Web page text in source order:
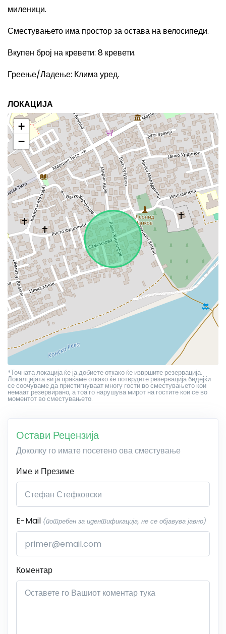
миленици.
Сместувањето има простор за остава на велосипеди.
Вкупен број на кревети: 8 кревети.
Греење/Ладење: Клима уред.
ЛОКАЦИЈА
+
−
*Точната локација ќе ја добиете откако ќе извршите резервација.
Локалцијата ви ја праќаме откако ќе потврдите резервација бидејќи
се соочуваме да пристигнуваат многу гости во сместувањето кои
немаат резервирано, а тоа го нарушува мирот на гостите кои се во
моментот во сместувањето.
Остави Рецензија
Доколку го имате посетено ова сместување
Име и Презиме
E-Mail (потребен за идентификација, не се објавува јавно)
Коментар